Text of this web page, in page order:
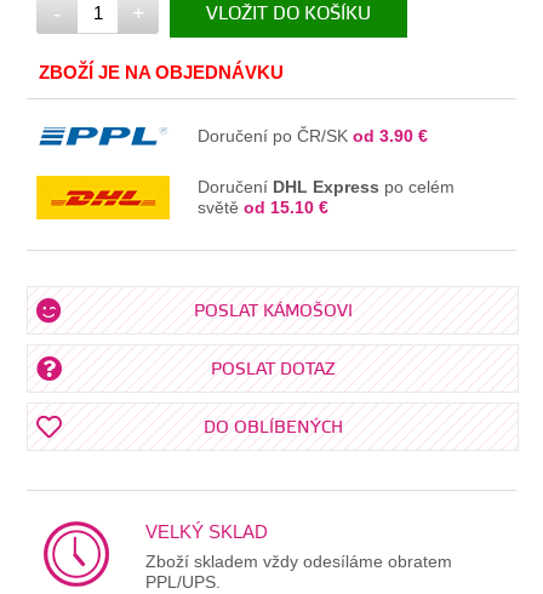
- + VLOŽIT DO KOŠÍKU
V KOŠÍKU
ZBOŽÍ JE NA OBJEDNÁVKU
Doručení po ČR/SKod 3.90 €
Doručení DHL Express po celém
světěod 15.10 €
POSLAT KÁMOŠOVI
POSLAT DOTAZ
DO OBLÍBENÝCH
VELKÝ SKLAD
Zboží skladem vždy odesíláme obratem
PPL/UPS.